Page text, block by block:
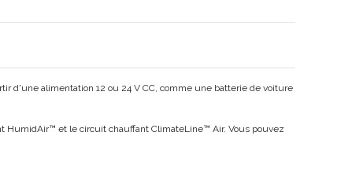
d'une alimentation 12 ou 24 V CC, comme une batterie de voiture
HumidAir™ et le circuit chauffant ClimateLine™ Air. Vous pouvez